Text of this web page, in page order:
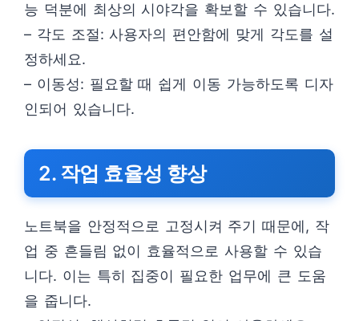
능 덕분에 최상의 시야각을 확보할 수 있습니다.
– 각도 조절: 사용자의 편안함에 맞게 각도를 설
정하세요.
– 이동성: 필요할 때 쉽게 이동 가능하도록 디자
인되어 있습니다.
2. 작업 효율성 향상
노트북을 안정적으로 고정시켜 주기 때문에, 작
업 중 흔들림 없이 효율적으로 사용할 수 있습
니다. 이는 특히 집중이 필요한 업무에 큰 도움
을 줍니다.